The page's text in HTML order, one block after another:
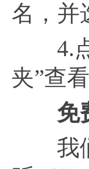
名，并
4.点
夹”查
免
我们